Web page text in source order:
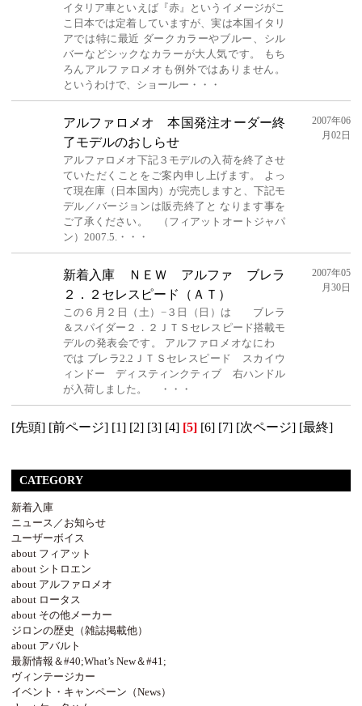
イタリア車といえば『赤』というイメージがこ
こ日本では定着していますが、実は本国イタリ
アでは特に最近 ダークカラーやブルー、シル
バーなどシックなカラーが大人気です。 もち
ろんアルファロメオも例外ではありません。
というわけで、ショールー・・・
アルファロメオ 本国発注オーダー終
了モデルのおしらせ
アルファロメオ下記３モデルの入荷を終了させ
ていただくことをご案内申し上げます。 よっ
て現在庫（日本国内）が完売しますと、下記モ
デル／バージョンは販売終了と なります事を
ご了承ください。 （フィアットオートジャパ
ン）2007.5.・・・
2007年06
月02日
新着入庫 ＮＥＷ アルファ ブレラ
２．２セレスピード（ＡＴ）
この６月２日（土）−３日（日）は ブレラ
＆スパイダー２．２ＪＴＳセレスピード搭載モ
デルの発表会です。 アルファロメオなにわ
では ブレラ2.2ＪＴＳセレスピード スカイウ
ィンドー ディスティンクティブ 右ハンドル
が入荷しました。 ・・・
2007年05
月30日
[先頭] [前ページ] [1] [2] [3] [4] [5] [6] [7] [次ページ] [最終]
CATEGORY
新着入庫
ニュース／お知らせ
ユーザーボイス
about フィアット
about シトロエン
about アルファロメオ
about ロータス
about その他メーカー
ジロンの歴史（雑誌掲載他）
about アバルト
最新情報＆#40;What’s New＆#41;
ヴィンテージカー
イベント・キャンペーン（News）